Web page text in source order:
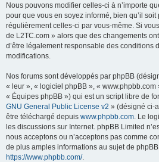
Nous pouvons modifier celles-ci à n’importe
pour que vous en soyez informé, bien qu’il
régulièrement celles-ci par vous-même. Si
de L2TC.com » alors que des changements
d’être légalement responsable des conditions
modifications.
Nos forums sont développés par phpBB
« leur », « logiciel phpBB », « www.phpbb.com
« Équipes phpBB ») qui est un script libre de
GNU General Public License v2 » (désigné ci-
être téléchargé depuis www.phpbb.com. Le
les discussions sur Internet. phpBB Limited
nous acceptons ou n’acceptons pas comme
de plus amples informations au sujet de
https://www.phpbb.com/.